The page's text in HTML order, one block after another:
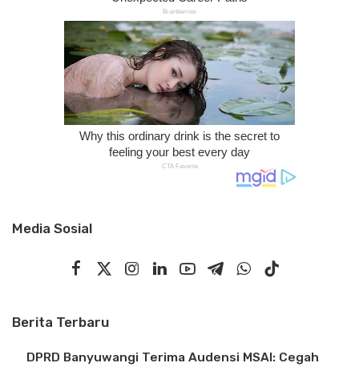
Media Sosial
Berita Terbaru
DPRD Banyuwangi Terima Audensi MSAI: Cegah